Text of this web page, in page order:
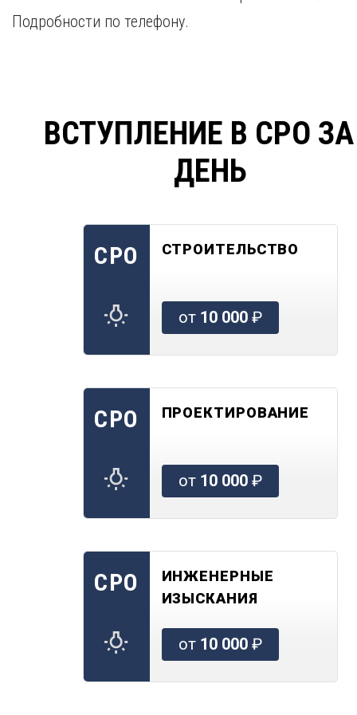
Подробности по телефону.
ВСТУПЛЕНИЕ В СРО
ДЕНЬ
СРО СТРОИТЕЛЬСТВО
от 10 000₽
СРО ПРОЕКТИРОВАНИЕ
от 10 000₽
СРО
ИНЖЕНЕРНЫЕ
ИЗЫСКАНИЯ
от 10 000₽